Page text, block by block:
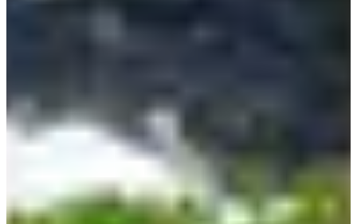
Đảo Jeju nổi tiếng với những bãi biển đẹp và Hamdeok là 1
trong những bãi biển được yêu thích nhất Jeju. Bãi biển
Hamdeok nằm dọc theo Đường mòn Jeju Olle số 19, cách Sân
bay Quốc tế Jeju chỉ 20 km, bãi biển này nổi tiếng với phong
cảnh tuyệt vời với làn nước trong xanh như ngọc bích, những
cây cọ cao và bờ cát trắng.